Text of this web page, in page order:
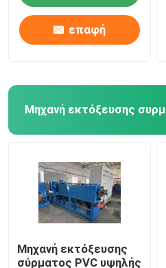
Μηχανή απόκτησης χαλκού
Μηχανή περιτύλιξης
Μηχανή κατασκευής
επαφή
Μηχανή εκτόξευσης
Μηχανή εκτόξευσης
σύρματος PVC υψηλής